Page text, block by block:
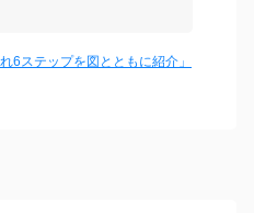
6ステップを図とともに紹介」